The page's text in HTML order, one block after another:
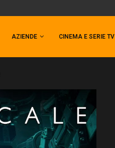
AZIENDE CINEMA E SERIE TV